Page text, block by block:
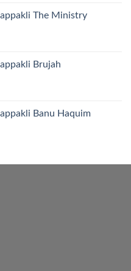
The Ministry
Brujah
Banu Haquim